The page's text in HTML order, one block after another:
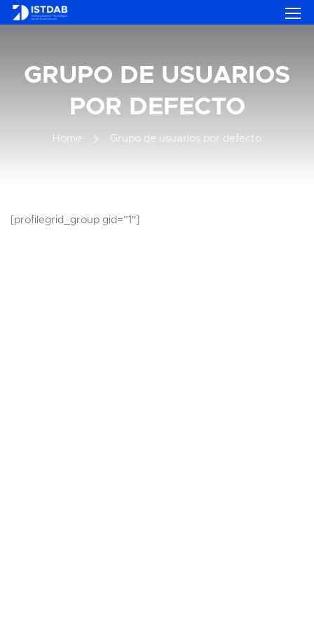
GRUPO DE USUARIOS
POR DEFECTO
Home Grupo de usuarios por defecto
[profilegrid_group gid=”1″]